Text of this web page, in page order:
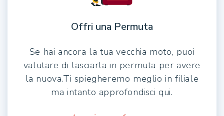
Offri una Permuta
Se hai ancora la tua vecchia moto, puoi
valutare di lasciarla in permuta per avere
la nuova.Ti spiegheremo meglio in filiale
ma intanto approfondisci qui.